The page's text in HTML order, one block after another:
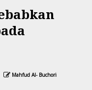
Mahfud Al- Buchori